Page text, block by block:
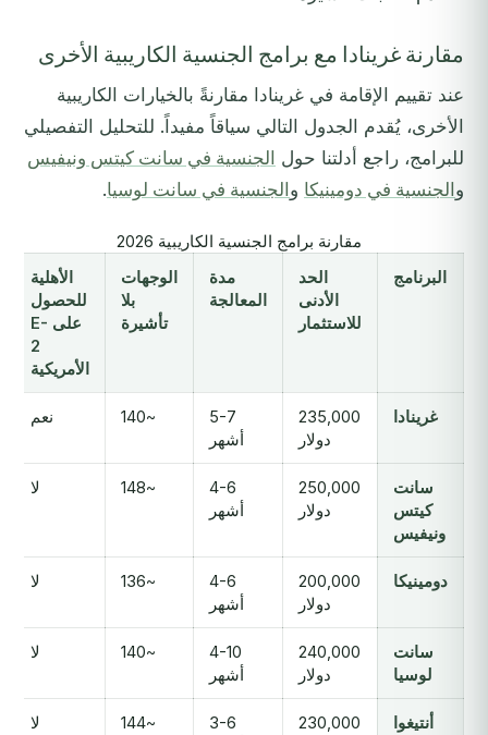
مقارنة غرينادا مع برامج الجنسية الكاريبية الأخرى
عند تقييم الإقامة في غرينادا مقارنةً بالخيارات الكاريبية
الأخرى، يُقدم الجدول التالي سياقاً مفيداً. للتحليل التفصيلي
للبرامج، راجع أدلتنا حول الجنسية في سانت كيتس ونيفيس
و الجنسية في دومينيكا و الجنسية في سانت لوسيا.
مقارنة برامج الجنسية الكاريبية 2026
البرنامج
الحد
الأدنى
للاستثمار
مدة
المعالجة
الوجهات
بلا
تأشيرة
الأهلية
للحصول
على E-
2
الأمريكية
غرينادا
235,000
دولار
5-7
أشهر
~140 نعم
سانت
كيتس
ونيفيس
250,000
دولار
4-6
أشهر
~148 لا
دومينيكا
200,000
دولار
4-6
أشهر
~136 لا
سانت
لوسيا
240,000
دولار
4-10
أشهر
~140 لا
أنتيغوا
230,000
3-6
~144 لا